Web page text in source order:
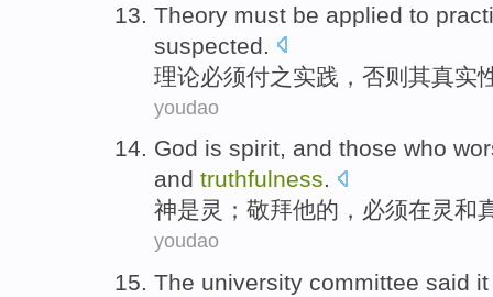
Theory must be applied to
suspected
理论必须付之实践 ， 否则 其真实
youdao
God is spirit, and those who
and truthfulness.
神是灵 ； 敬拜他的， 必须在灵和
youdao
The university committee said